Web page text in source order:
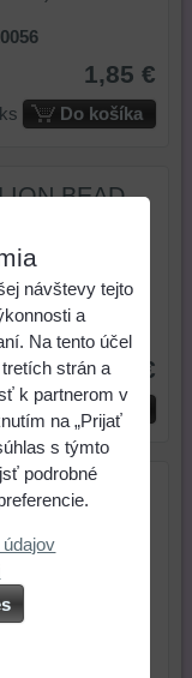
1,85 €
ks Do košíka
BEAD
korálky tvar
1,85 €
Do košíka
BEAD
SHADE
korálky tvar
návštevy tejto
a
Na tento účel
strán a
k partnerom v
na „Prijať
s týmto
podrobné